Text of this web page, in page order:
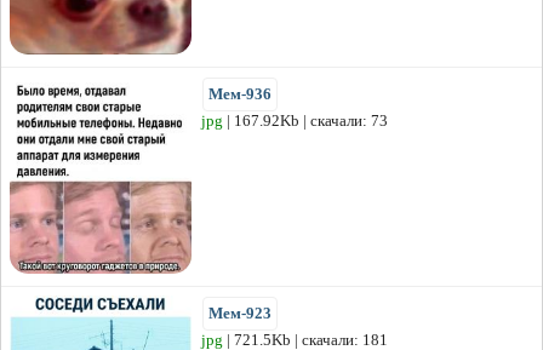
Мем-936
jpg | 167.92Kb | скачали: 73
Мем-923
jpg | 721.5Kb | скачали: 181